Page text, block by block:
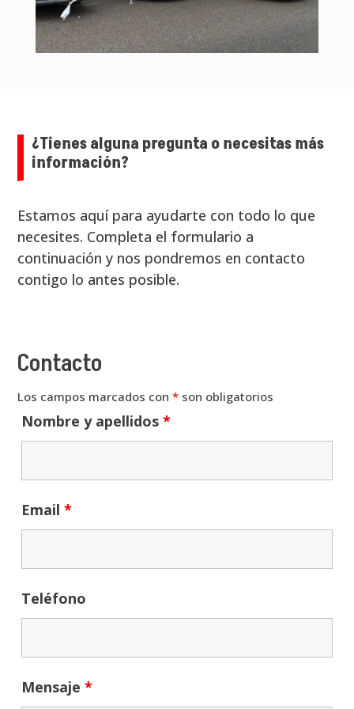
¿Tienes alguna pregunta o necesitas más
información?
Estamos aquí para ayudarte con todo lo que
necesites. Completa el formulario a
continuación y nos pondremos en contacto
contigo lo antes posible.
Contacto
Los campos marcados con* son obligatorios
Nombre y apellidos*
Email*
Teléfono
Mensaje*